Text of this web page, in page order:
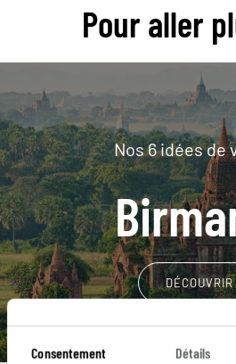
Consentement Détails
Pour aller
Nos 6 idées de
DÉCOUVRIR